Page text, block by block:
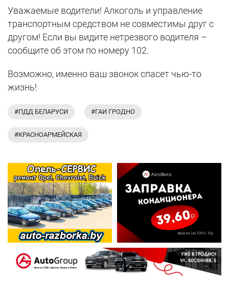
Уважаемые водители! Алкоголь и управление
транспортным средством не совместимы друг с
другом! Если вы видите нетрезвого водителя –
сообщите об этом по номеру 102.
Возможно, именно ваш звонок спасет чью-то
жизнь!
#ПДД БЕЛАРУСИ #ГАИ ГРОДНО
#КРАСНОАРМЕЙСКАЯ